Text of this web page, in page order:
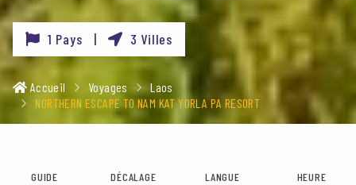
1 Pays | 3 Villes
Accueil Voyages
Laos
NORTHERN ESCAPE TO NAM KAT YORLA PA RESORT
GUIDE
DÉCALAGE
LANGUE
HEURE